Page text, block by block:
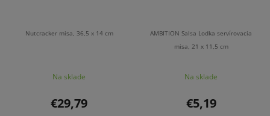
Nutcracker misa, 36,5 x 14 cm
Na sklade
€29,79
AMBITION Salsa Lodka servírovacia
misa, 21 x 11,5 cm
Na sklade
€5,19